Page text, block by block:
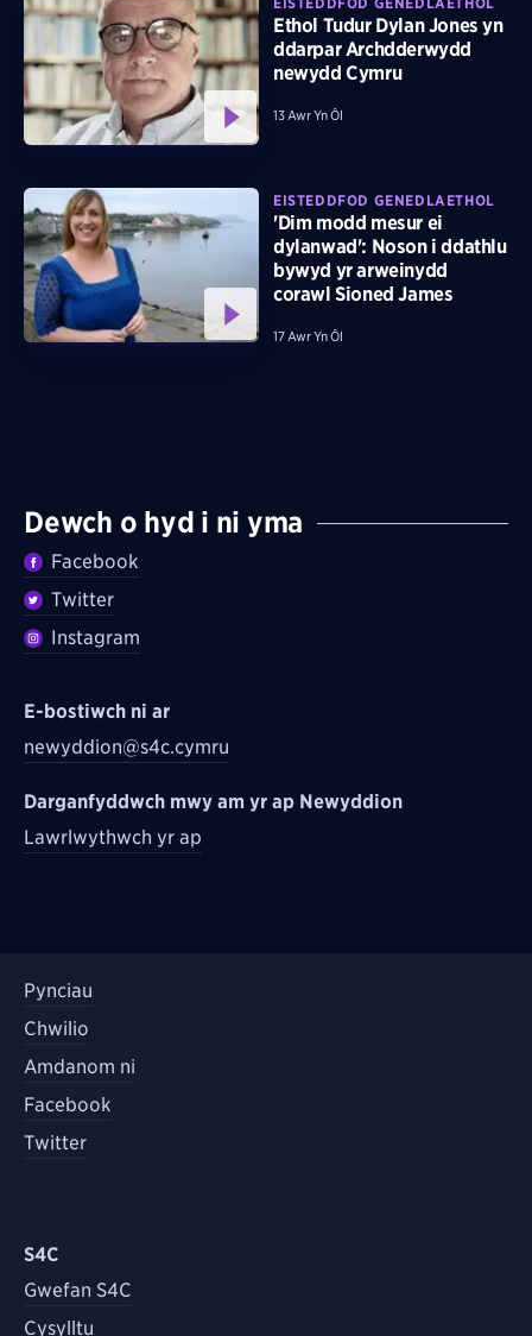
Ethol Tudur Dylan Jones yn
ddarpar Archdderwydd
newydd Cymru
13 Awr Yn Ôl
EISTEDDFOD GENEDLAETHOL
'Dim modd mesur ei
dylanwad': Noson i ddathlu
bywyd yr arweinydd
corawl Sioned James
17 Awr Yn Ôl
Dewch o hyd i ni yma
Facebook
Twitter
Instagram
E-bostiwch ni ar
newyddion@s4c.cymru
Darganfyddwch mwy am yr ap Newyddion
Lawrlwythwch yr ap
Pynciau
Chwilio
Amdanom ni
Facebook
Twitter
S4C
Gwefan S4C
Cysylltu